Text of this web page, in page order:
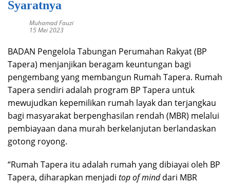
Syaratnya
Muhamad Fauzi
15 Mei 2023
BADAN Pengelola Tabungan Perumahan Rakyat (BP
Tapera) menjanjikan beragam keuntungan bagi
pengembang yang membangun Rumah Tapera. Rumah
Tapera sendiri adalah program BP Tapera untuk
mewujudkan kepemilikan rumah layak dan terjangkau
bagi masyarakat berpenghasilan rendah (MBR) melalui
pembiayaan dana murah berkelanjutan berlandaskan
gotong royong.
“Rumah Tapera itu adalah rumah yang dibiayai oleh BP
Tapera, diharapkan menjadi top of minddari MBR